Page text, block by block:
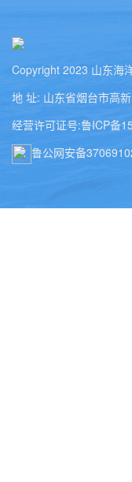
Copyright 2023 山东海
地 址: 山东省烟台市高
经营许可证号:鲁ICP备
鲁公网安备